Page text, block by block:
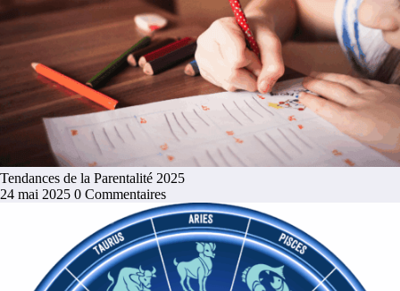
Tendances de la Parentalité 2025
24 mai 2025 0 Commentaires